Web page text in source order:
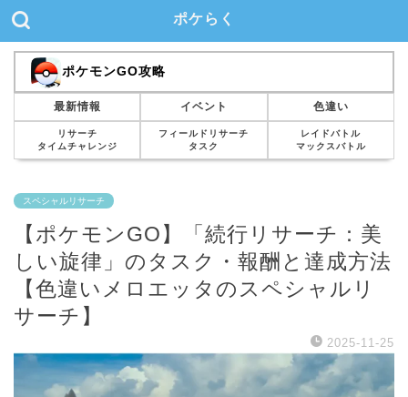
ポケらく
ポケモンGO攻略
最新情報 イベント 色違い
リサーチ
タイムチャレンジ
フィールドリサーチ
タスク
レイドバトル
マックスバトル
スペシャルリサーチ
【ポケモンGO】「続行リサーチ：美
しい旋律」のタスク・報酬と達成方法
【色違いメロエッタのスペシャルリ
サーチ】
2025-11-25